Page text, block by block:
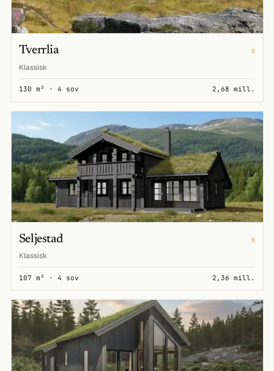
Tverrlia B
Klassisk
130 m² · 4 sov 2,68 mill.
Seljestad B
Klassisk
107 m² · 4 sov 2,36 mill.